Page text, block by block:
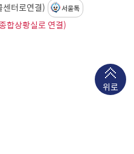
위로
터로연결)
서울톡
합상황실로 연결)